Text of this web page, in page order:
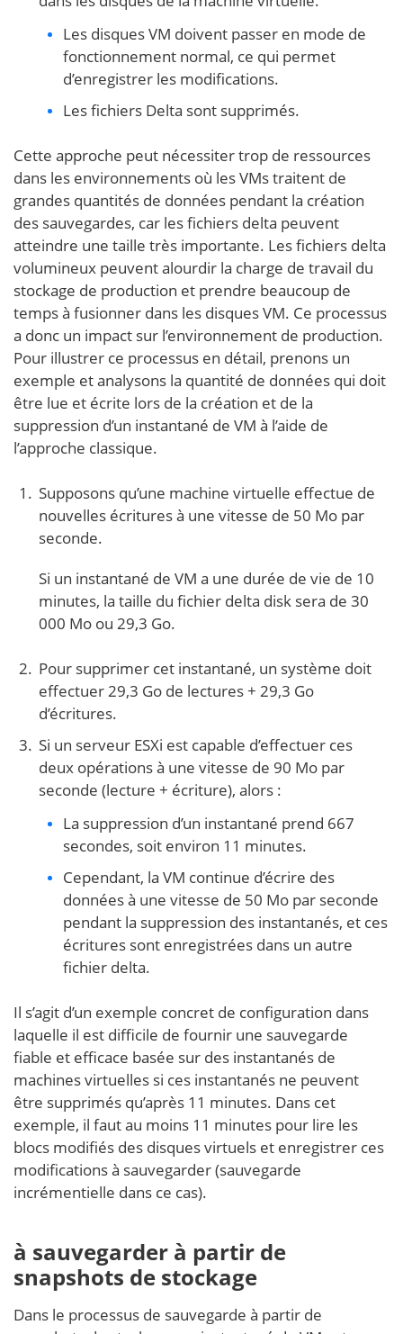
Les disques VM doivent passer en mode de
fonctionnement normal, ce qui permet
d’enregistrer les modifications.
Les fichiers Delta sont supprimés.
Cette approche peut nécessiter trop de ressources
dans les environnements où les VMs traitent de
grandes quantités de données pendant la création
des sauvegardes, car les fichiers delta peuvent
atteindre une taille très importante. Les fichiers delta
volumineux peuvent alourdir la charge de travail du
stockage de production et prendre beaucoup de
temps à fusionner dans les disques VM. Ce processus
a donc un impact sur l’environnement de production.
Pour illustrer ce processus en détail, prenons un
exemple et analysons la quantité de données qui doit
être lue et écrite lors de la création et de la
suppression d’un instantané de VM à l’aide de
l’approche classique.
Supposons qu’une machine virtuelle effectue de
nouvelles écritures à une vitesse de 50 Mo par
seconde.
Si un instantané de VM a une durée de vie de 10
minutes, la taille du fichier delta disk sera de 30
000 Mo ou 29,3 Go.
Pour supprimer cet instantané, un système doit
effectuer 29,3 Go de lectures + 29,3 Go
d’écritures.
Si un serveur ESXi est capable d’effectuer ces
deux opérations à une vitesse de 90 Mo par
seconde (lecture + écriture), alors :
La suppression d’un instantané prend 667
secondes, soit environ 11 minutes.
Cependant, la VM continue d’écrire des
données à une vitesse de 50 Mo par seconde
pendant la suppression des instantanés, et ces
écritures sont enregistrées dans un autre
fichier delta.
Il s’agit d’un exemple concret de configuration dans
laquelle il est difficile de fournir une sauvegarde
fiable et efficace basée sur des instantanés de
machines virtuelles si ces instantanés ne peuvent
être supprimés qu’après 11 minutes. Dans cet
exemple, il faut au moins 11 minutes pour lire les
blocs modifiés des disques virtuels et enregistrer ces
modifications à sauvegarder (sauvegarde
incrémentielle dans ce cas).
à sauvegarder à partir de
snapshots de stockage
Dans le processus de sauvegarde à partir de